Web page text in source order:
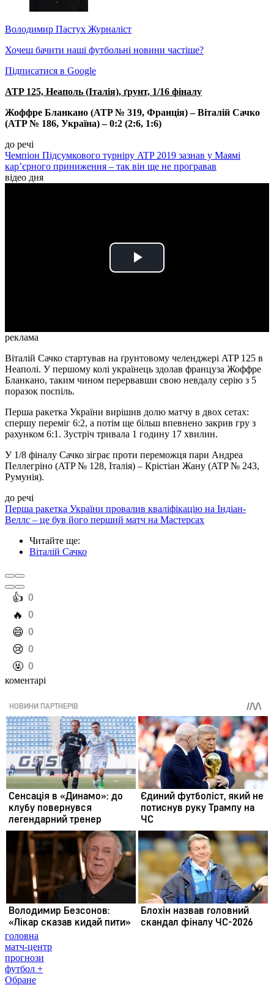
Володимир Пастух Журналіст
Хочеш бачити наші футбольні новини частіше?
Підписатися в Google
ATP 125, Неаполь (Італія), ґрунт, 1/16 фіналу
Жоффре Бланкано (ATP № 319, Франція) – Віталій Сачко
(ATP № 186, Україна) – 0:2 (2:6, 1:6)
до речі
Чемпіон Підсумкового турніру ATP 2019 зазнав у Маямі
кар’єрного приниження – так він ще не програвав
відео дня
Play
реклама
Віталій Сачко стартував на ґрунтовому челенджері ATP 125 в
Неаполі. У першому колі українець здолав француза Жоффре
Бланкано, таким чином перервавши свою невдалу серію з 5
поразок поспіль.
Перша ракетка України вирішив долю матчу в двох сетах:
спершу переміг 6:2, а потім ще більш впевнено закрив гру з
рахунком 6:1. Зустріч тривала 1 годину 17 хвилин.
У 1/8 фіналу Сачко зіграє проти переможця пари Андреа
Пеллегріно (ATP № 128, Італія) – Крістіан Жану (ATP № 243,
Румунія).
до речі
Перша ракетка України провалив кваліфікацію на Індіан-
Веллс – це був його перший матч на Мастерсах
Читайте ще:
Віталій Сачко
️👍 0
️🔥 0
️😄 0
️😢 0
️🤬 0
коментарі
головна
матч-центр
прогнози
футбол +
Обране